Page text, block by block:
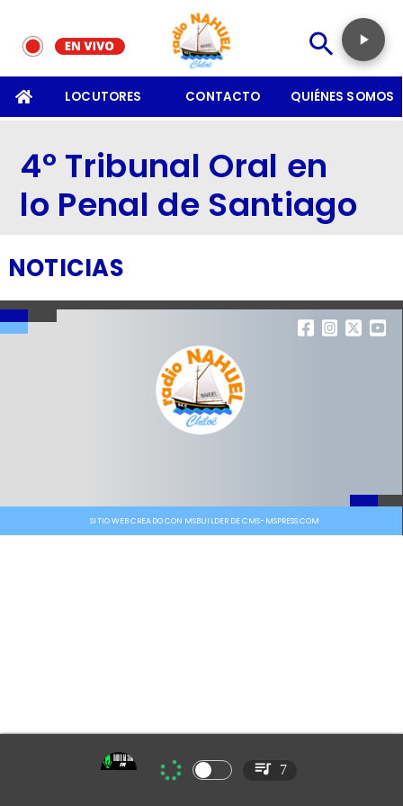
LOCUTORES CONTACTO QUIÉNES SOMOS
4º Tribunal Oral en
lo Penal de Santiago
NOTICIAS
SITIO WEB CREADO CON MSBUILDER DE CMS-MSPRESS.COM
7